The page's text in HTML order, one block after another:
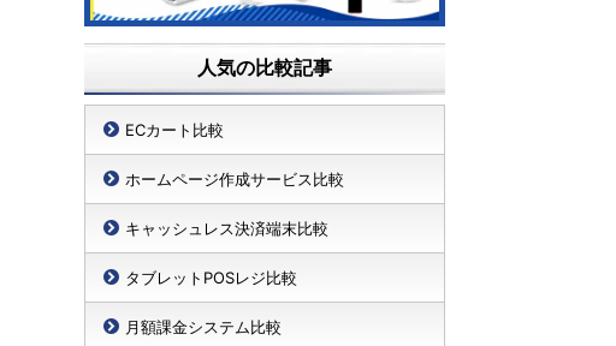
人気の比較記事
ECカート比較
ホームページ作成サービス比較
キャッシュレス決済端末比較
タブレットPOSレジ比較
月額課金システム比較